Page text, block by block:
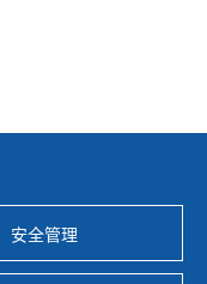
安全管理